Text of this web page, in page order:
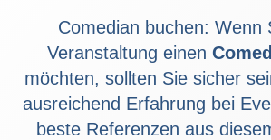
Comedian buchen: Wenn
Veranstaltung einen
möchten, sollten Sie sicher
ausreichend Erfahrung bei
beste Referenzen aus